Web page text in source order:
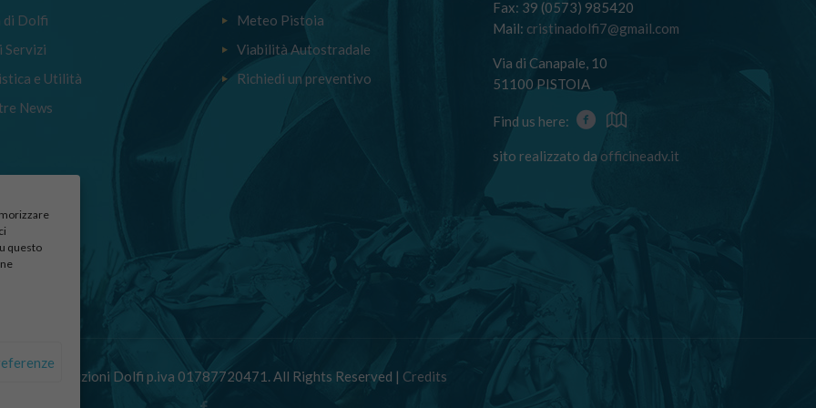
questo
di Dolfi
Servizi
e Utilità
News
Meteo Pistoia
Viabilità Autostradale
Richiedi un preventivo
Fax: 39 (0573) 985420
Mail: cristinadolfi7@gmail.com
Via di Canapale, 10
51100 PISTOIA
Find us here:
sito realizzato da officineadv.it
Autodemolizioni Dolfi p.iva 01787720471. All Rights Reserved | Credits